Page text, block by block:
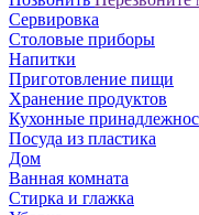
Сервировка
Столовые приборы
Напитки
Приготовление пищи
Хранение продуктов
Кухонные
Посуда из пластика
Дом
Ванная комната
Стирка и глажка